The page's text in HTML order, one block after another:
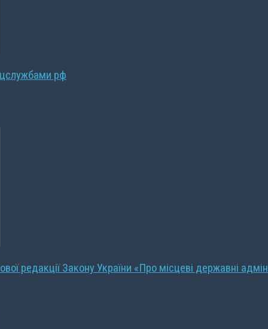
рф
редакції Закону України «Про місцеві державні